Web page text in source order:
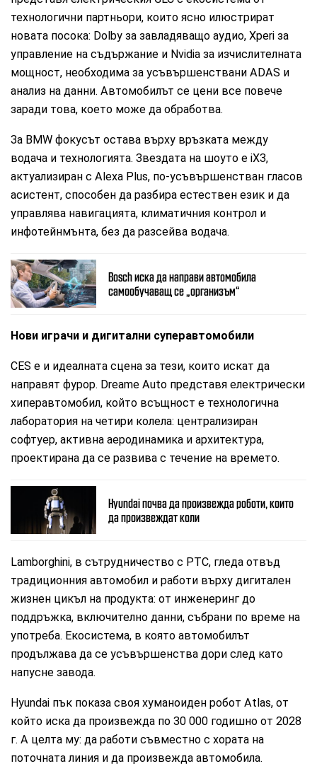
технологични партньори, които ясно илюстрират
новата посока: Dolby за завладяващо аудио, Xperi за
управление на съдържание и Nvidia за изчислителната
мощност, необходима за усъвършенствани ADAS и
анализ на данни. Автомобилът се цени все повече
заради това, което може да обработва.
За BMW фокусът остава върху връзката между
водача и технологията. Звездата на шоуто е iX3,
актуализиран с Alexa Plus, по-усъвършенстван гласов
асистент, способен да разбира естествен език и да
управлява навигацията, климатичния контрол и
инфотейнмънта, без да разсейва водача.
Bosch иска да направи автомобила
самообучаващ се „организъм“
Нови играчи и дигитални суперавтомобили
CES е и идеалната сцена за тези, които искат да
направят фурор. Dreame Auto представя електрически
хиперавтомобил, който всъщност е технологична
лаборатория на четири колела: централизиран
софтуер, активна аеродинамика и архитектура,
проектирана да се развива с течение на времето.
Hyundai почва да произвежда роботи, които
да произвеждат коли
Lamborghini, в сътрудничество с PTC, гледа отвъд
традиционния автомобил и работи върху дигитален
жизнен цикъл на продукта: от инженеринг до
поддръжка, включително данни, събрани по време на
употреба. Екосистема, в която автомобилът
продължава да се усъвършенства дори след като
напусне завода.
Hyundai пък показа своя хуманоиден робот Atlas, от
който иска да произвежда по 30 000 годишно от 2028
г. А целта му: да работи съвместно с хората на
поточната линия и да произвежда автомобила.